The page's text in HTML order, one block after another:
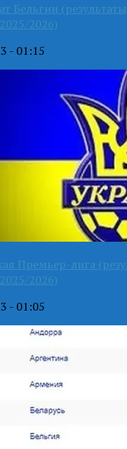
Бельгии
2026)
- 01:15
Премьер-лига
2026)
- 01:05